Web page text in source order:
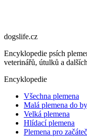
dogslife.cz
Encyklopedie psích
veterinářů, útulků a
Encyklopedie
Všechna plemena
Malá plemena do
Velká plemena
Hlídací plemena
Plemena pro